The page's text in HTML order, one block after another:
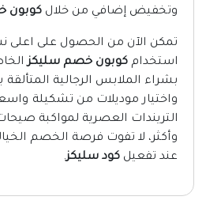
وتخفيض إضافي من خلال كوبون
تمكن الآن من الحصول على
استخدام كوبون خصم سليكز
بشراء الملابس الرجالية
واختيار موديلات من تشكيلة
التريندات العصرية لمواكبة
وأكثر، لا تفوت فرصة الخصم
عند تفعيل كود سليكز.